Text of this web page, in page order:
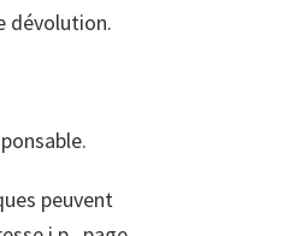
peuvent